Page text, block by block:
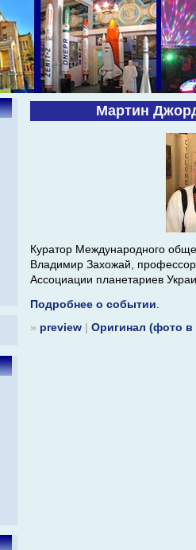
Мартин
Куратор Международного
Владимир Захожай,
Ассоциации планетариев
Подробнее о событии.
» preview Оригинал (фото